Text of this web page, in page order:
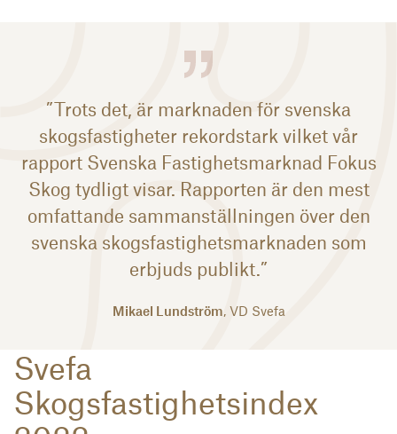
”Trots det, är marknaden för svenska
skogsfastigheter rekordstark vilket vår
rapport Svenska Fastighetsmarknad Fokus
Skog tydligt visar. Rapporten är den mest
omfattande sammanställningen över den
svenska skogsfastighetsmarknaden som
erbjuds publikt.”
Mikael Lundström, VD Svefa
Svefa
Skogsfastighetsindex